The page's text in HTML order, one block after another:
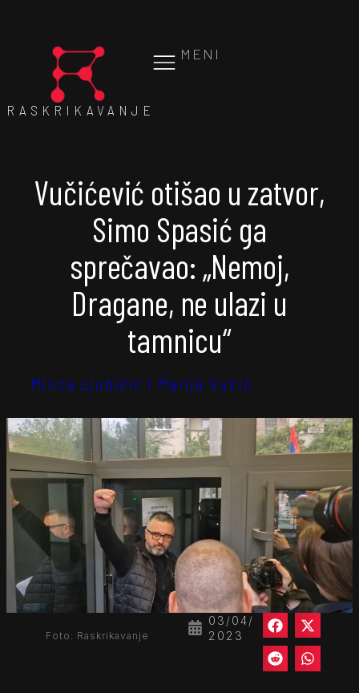
MENI
RASKRIKAVANJE
Vučićević otišao u zatvor,
Simo Spasić ga
sprečavao: „Nemoj,
Dragane, ne ulazi u
tamnicu“
Milica Ljubičić i Marija Vučić
03/04/
2023
Foto: Raskrikavanje